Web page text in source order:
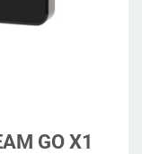
GO X1